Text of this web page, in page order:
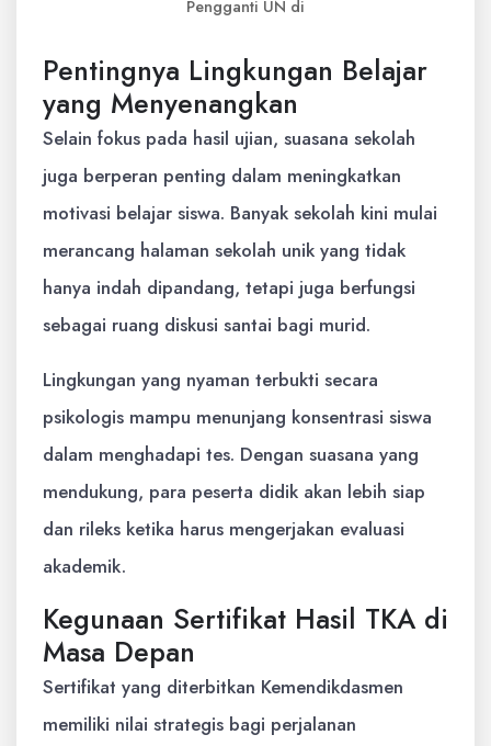
Pengganti UN di
Pentingnya Lingkungan Belajar
yang Menyenangkan
Selain fokus pada hasil ujian, suasana sekolah
juga berperan penting dalam meningkatkan
motivasi belajar siswa. Banyak sekolah kini mulai
merancang halaman sekolah unik yang tidak
hanya indah dipandang, tetapi juga berfungsi
sebagai ruang diskusi santai bagi murid.
Lingkungan yang nyaman terbukti secara
psikologis mampu menunjang konsentrasi siswa
dalam menghadapi tes. Dengan suasana yang
mendukung, para peserta didik akan lebih siap
dan rileks ketika harus mengerjakan evaluasi
akademik.
Kegunaan Sertifikat Hasil TKA di
Masa Depan
Sertifikat yang diterbitkan Kemendikdasmen
memiliki nilai strategis bagi perjalanan